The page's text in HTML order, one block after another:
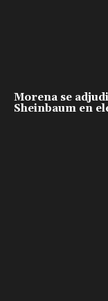
Morena se
Sheinbaum en